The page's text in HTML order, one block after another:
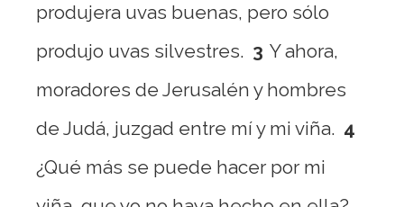
produjera uvas buenas, pero sólo
produjo uvas silvestres. 3 Y ahora,
moradores de Jerusalén y hombres
de Judá, juzgad entre mí y mi viña. 4
¿Qué más se puede hacer por mi